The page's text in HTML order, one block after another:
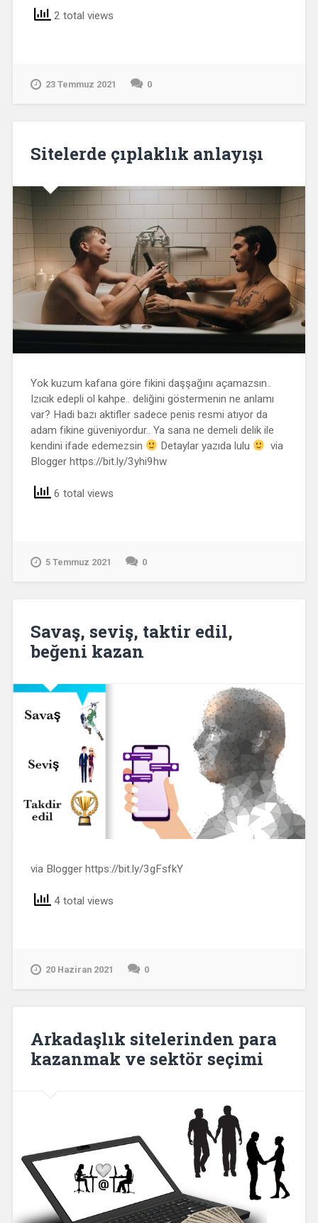
2 total views
23 Temmuz 2021 0
Sitelerde çıplaklık anlayışı
Yok kuzum kafana göre fikini daşşağını açamazsın..
Izıcık edepli ol kahpe.. deliğini göstermenin ne anlamı
var? Hadi bazı aktifler sadece penis resmi atıyor da
adam fikine güveniyordur.. Ya sana ne demeli delik ile
kendini ifade edemezsin
Detaylar yazıda lulu
via
Blogger https://bit.ly/3yhi9hw
6 total views
5 Temmuz 2021 0
Savaş, seviş, taktir edil,
beğeni kazan
via Blogger https://bit.ly/3gFsfkY
4 total views
20 Haziran 2021 0
Arkadaşlık sitelerinden para
kazanmak ve sektör seçimi